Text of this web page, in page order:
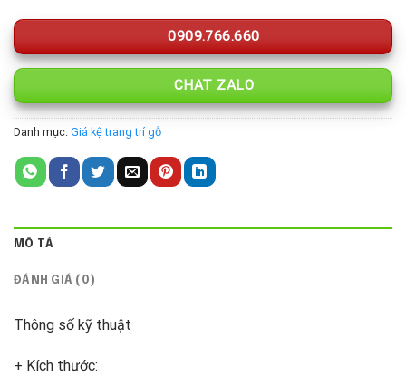
0909.766.660
CHAT ZALO
Danh mục: Giá kệ trang trí gỗ
MÔ TẢ
ĐÁNH GIÁ (0)
Thông số kỹ thuật
+ Kích thước: